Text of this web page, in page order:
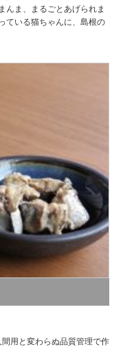
んま、まるごとあげられま
ている猫ちゃんに、島根の
間用と変わらぬ品質管理で作